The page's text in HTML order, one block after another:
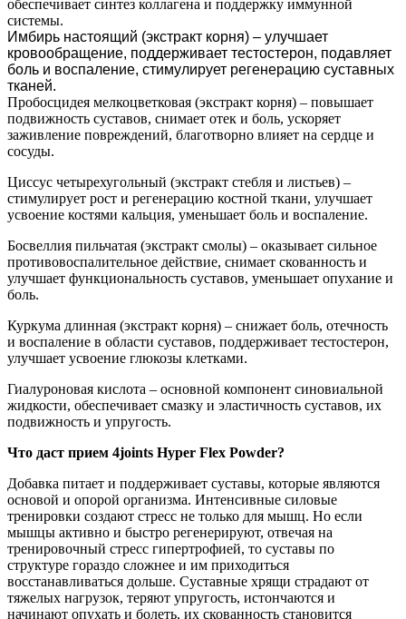
обеспечивает синтез коллагена и поддержку иммунной
системы.
Имбирь настоящий (экстракт корня) – улучшает
кровообращение, поддерживает тестостерон, подавляет
боль и воспаление, стимулирует регенерацию суставных
тканей.
Пробосцидея мелкоцветковая (экстракт корня) – повышает
подвижность суставов, снимает отек и боль, ускоряет
заживление повреждений, благотворно влияет на сердце и
сосуды.
Циссус четырехугольный (экстракт стебля и листьев) –
стимулирует рост и регенерацию костной ткани, улучшает
усвоение костями кальция, уменьшает боль и воспаление.
Босвеллия пильчатая (экстракт смолы) – оказывает сильное
противовоспалительное действие, снимает скованность и
улучшает функциональность суставов, уменьшает опухание и
боль.
Куркума длинная (экстракт корня) – снижает боль, отечность
и воспаление в области суставов, поддерживает тестостерон,
улучшает усвоение глюкозы клетками.
Гиалуроновая кислота – основной компонент синовиальной
жидкости, обеспечивает смазку и эластичность суставов, их
подвижность и упругость.
Что даст прием 4joints Hyper Flex Powder?
Добавка питает и поддерживает суставы, которые являются
основой и опорой организма. Интенсивные силовые
тренировки создают стресс не только для мышц. Но если
мышцы активно и быстро регенерируют, отвечая на
тренировочный стресс гипертрофией, то суставы по
структуре гораздо сложнее и им приходиться
восстанавливаться дольше. Суставные хрящи страдают от
тяжелых нагрузок, теряют упругость, истончаются и
начинают опухать и болеть, их скованность становится